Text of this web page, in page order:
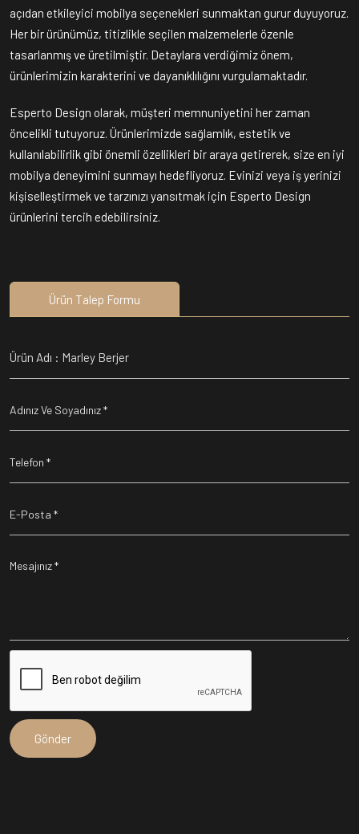
açıdan etkileyici mobilya seçenekleri sunmaktan gurur duyuyoruz.
Her bir ürünümüz, titizlikle seçilen malzemelerle özenle
tasarlanmış ve üretilmiştir. Detaylara verdiğimiz önem,
ürünlerimizin karakterini ve dayanıklılığını vurgulamaktadır.
Esperto Design olarak, müşteri memnuniyetini her zaman
öncelikli tutuyoruz. Ürünlerimizde sağlamlık, estetik ve
kullanılabilirlik gibi önemli özellikleri bir araya getirerek, size en iyi
mobilya deneyimini sunmayı hedefliyoruz. Evinizi veya iş yerinizi
kişiselleştirmek ve tarzınızı yansıtmak için Esperto Design
ürünlerini tercih edebilirsiniz.
Ürün Talep Formu